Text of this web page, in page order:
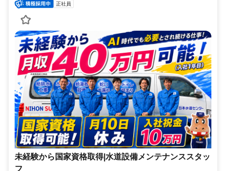
正社員
未経験から国家資格取得|水道設備メンテナンススタッ
フ